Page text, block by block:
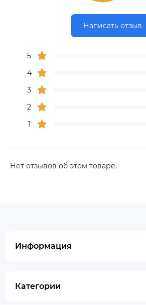
Написать отзыв
5
4
3
2
1
Нет отзывов об этом товаре.
Информация
Категории